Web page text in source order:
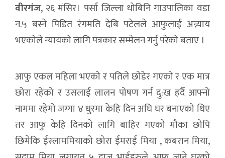
वीरगंज, २६ मंसिर। पर्सा जिल्ला धोबिनि गाउपालिका वडा
न.५ बस्ने पिडित रंगमति देबि पटेलले आफुलाई अन्न्याय
भएकोले न्यायको लागि पत्रकार सम्मेलन गर्नु परेको बताए ।
आफु एकल महिला भएको र पतिले छोडेर गएको र एक मात्र
छोरा रहेको र उसलाई लालन पोषण गर्न दु:ख हर्दै आफ्नो
नाममा रहेमो जग्गा ४ धुरमा केहि दिन अघि घर बनाएको थिए
तर आफु केहि दिनको लागि बाहिर गएको मौका छोपि
छिमेकि ईस्लाममियाको छोरा ईमराई मिया , कबरान मिया,